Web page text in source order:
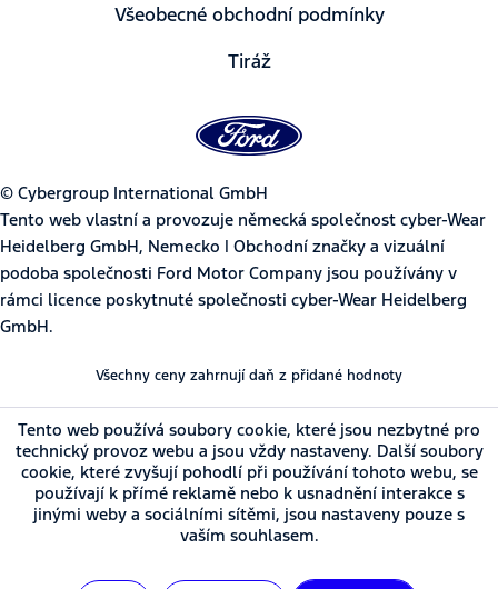
Všeobecné obchodní podmínky
Tiráž
© Cybergroup International GmbH
Tento web vlastní a provozuje německá společnost cyber-Wear
Heidelberg GmbH, Nemecko | Obchodní značky a vizuální
podoba společnosti Ford Motor Company jsou používány v
rámci licence poskytnuté společnosti cyber-Wear Heidelberg
GmbH.
Všechny ceny zahrnují daň z přidané hodnoty
Tento web používá soubory cookie, které jsou nezbytné pro
technický provoz webu a jsou vždy nastaveny. Další soubory
cookie, které zvyšují pohodlí při používání tohoto webu, se
používají k přímé reklamě nebo k usnadnění interakce s
jinými weby a sociálními sítěmi, jsou nastaveny pouze s
vaším souhlasem.